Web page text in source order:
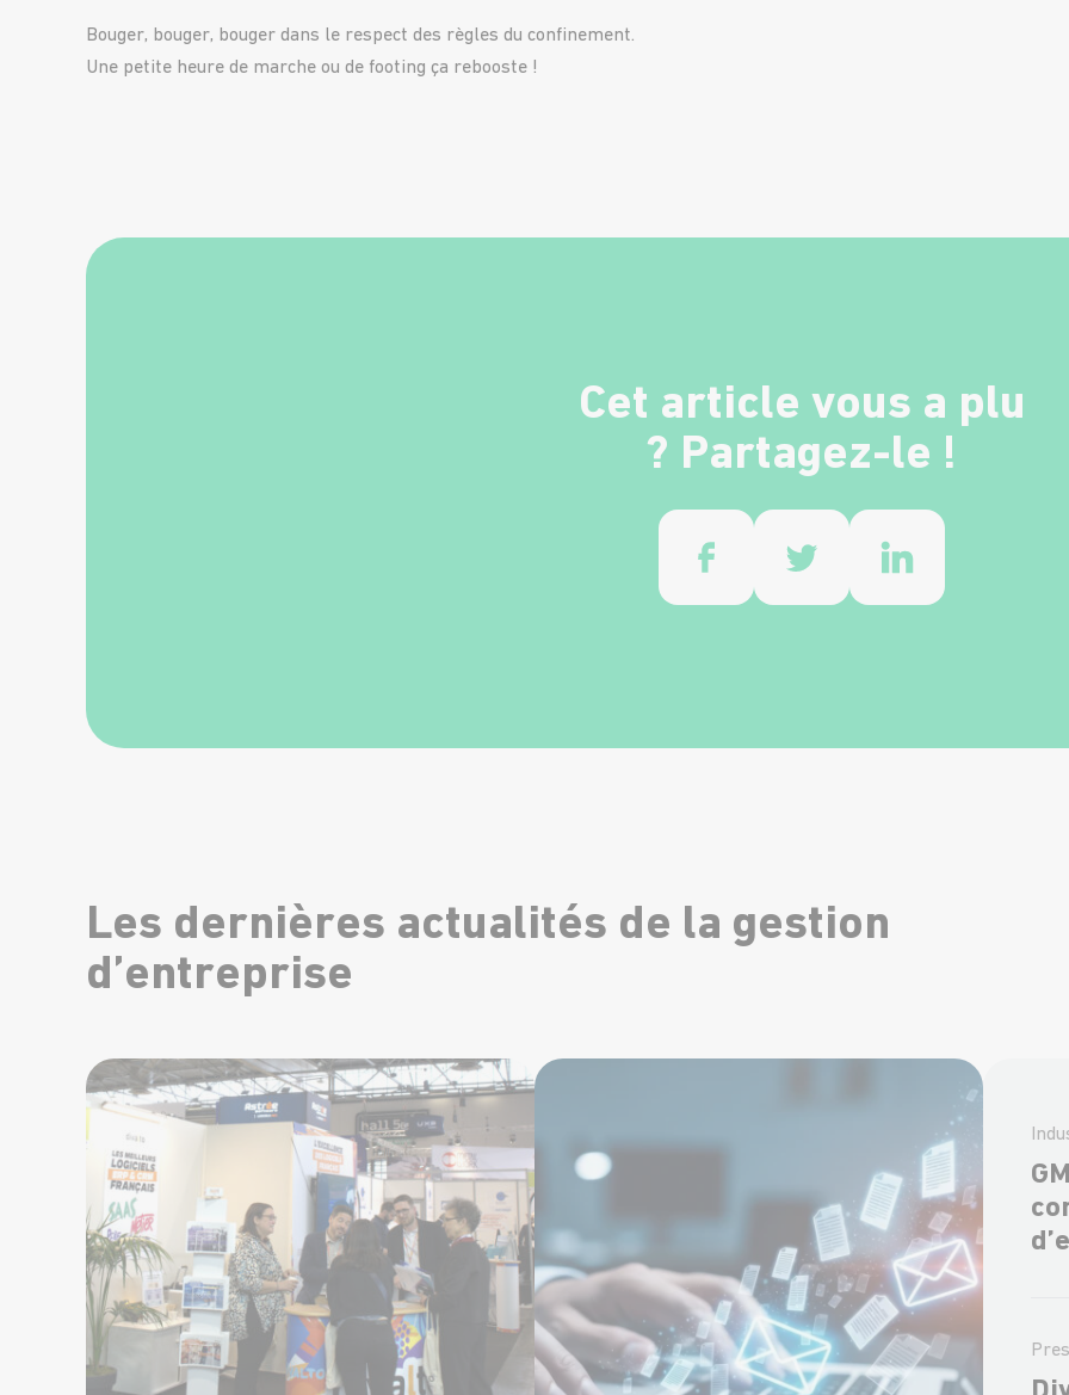
Bouger, bouger, bouger dans le respect des règles du confinement.
Une petite heure de marche ou de footing ça rebooste !
Cet article vous a plu
? Partagez-le !
Les dernières actualités de la gestion
d’entreprise